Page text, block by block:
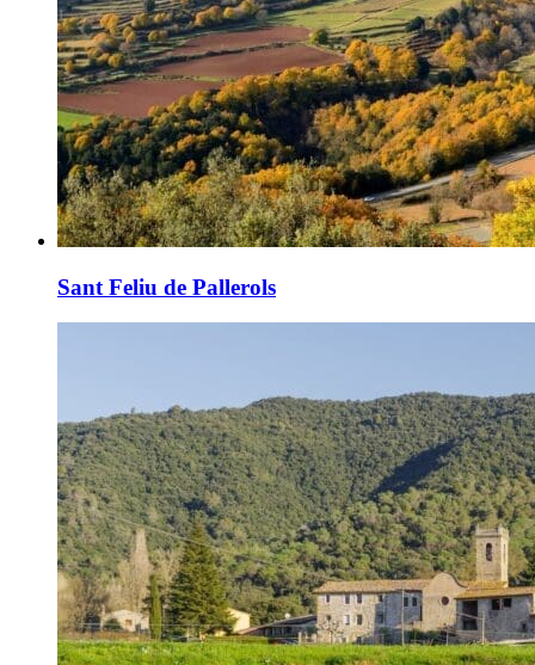
Sant Feliu de Pallerols